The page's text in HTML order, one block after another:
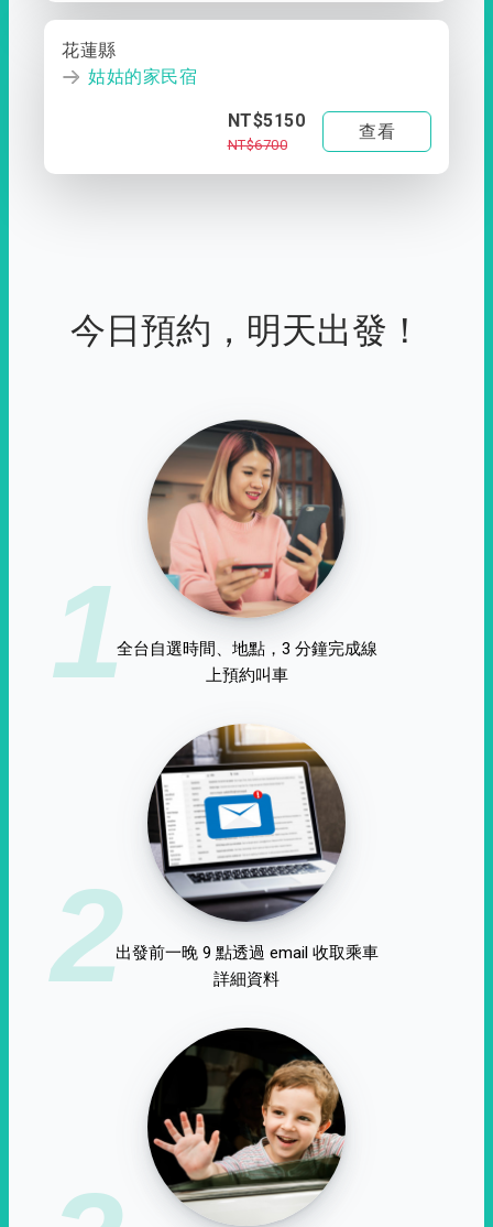
花蓮縣
姑姑的家民宿
NT$5150
NT$6700
查看
今日預約，明天出發！
1全台自選時間、地點，3 分鐘完成線
上預約叫車
2出發前一晚 9 點透過 email 收取乘車
詳細資料